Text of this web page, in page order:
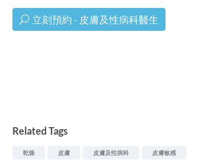
立刻預約 - 皮膚及性病科醫生
Related Tags
乾燥 皮膚 皮膚及性病科 皮膚敏感